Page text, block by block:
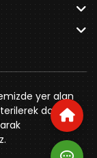
Apt. Kat:3 D:7
yer alan
dahi